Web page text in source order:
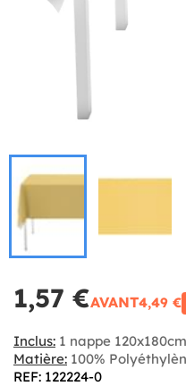
1,57 €AVANT4,49 €
Inclus: 1 nappe
Matière: 100%
REF: 122224-0